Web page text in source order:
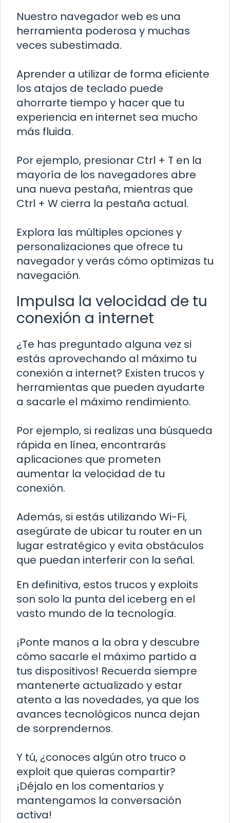
Nuestro navegador web es una
herramienta poderosa y muchas
veces subestimada.
Aprender a utilizar de forma eficiente
los atajos de teclado puede
ahorrarte tiempo y hacer que tu
experiencia en internet sea mucho
más fluida.
Por ejemplo, presionar Ctrl + T en la
mayoría de los navegadores abre
una nueva pestaña, mientras que
Ctrl + W cierra la pestaña actual.
Explora las múltiples opciones y
personalizaciones que ofrece tu
navegador y verás cómo optimizas tu
navegación.
Impulsa la velocidad de tu
conexión a internet
¿Te has preguntado alguna vez si
estás aprovechando al máximo tu
conexión a internet? Existen trucos y
herramientas que pueden ayudarte
a sacarle el máximo rendimiento.
Por ejemplo, si realizas una búsqueda
rápida en línea, encontrarás
aplicaciones que prometen
aumentar la velocidad de tu
conexión.
Además, si estás utilizando Wi-Fi,
asegúrate de ubicar tu router en un
lugar estratégico y evita obstáculos
que puedan interferir con la señal.
En definitiva, estos trucos y exploits
son solo la punta del iceberg en el
vasto mundo de la tecnología.
¡Ponte manos a la obra y descubre
cómo sacarle el máximo partido a
tus dispositivos! Recuerda siempre
mantenerte actualizado y estar
atento a las novedades, ya que los
avances tecnológicos nunca dejan
de sorprendernos.
Y tú, ¿conoces algún otro truco o
exploit que quieras compartir?
¡Déjalo en los comentarios y
mantengamos la conversación
activa!